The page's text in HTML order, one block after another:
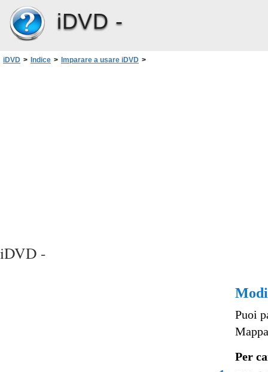
iDVD -
iDVD > Indice > Imparare a usare iDVD >
iDVD -
Puoi
Per